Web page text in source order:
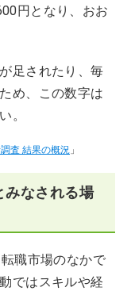
円となり、おお
足されたり、毎
め、この数字は
。
査 結果の概況 」
みなされる場
職市場のなかで
ではスキルや経